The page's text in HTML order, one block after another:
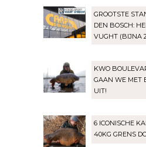
GROOTSTE
DEN BOSCH:
VUGHT (BIJNA
KWO
GAAN WE MET
UIT!
6 ICONISCHE
40KG GRENS